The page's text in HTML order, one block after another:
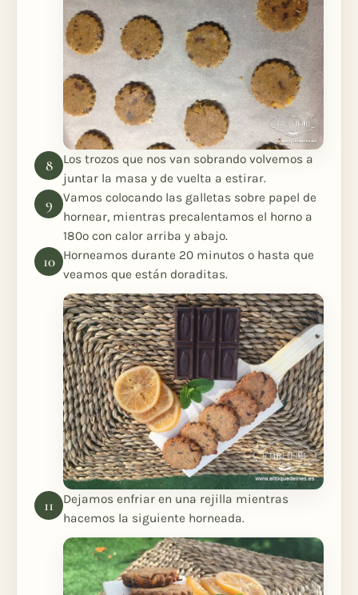
Los trozos que nos van sobrando volvemos a
juntar la masa y de vuelta a estirar.
Vamos colocando las galletas sobre papel de
hornear, mientras precalentamos el horno a
180º con calor arriba y abajo.
Horneamos durante 20 minutos o hasta que
veamos que están doraditas.
Dejamos enfriar en una rejilla mientras
hacemos la siguiente horneada.